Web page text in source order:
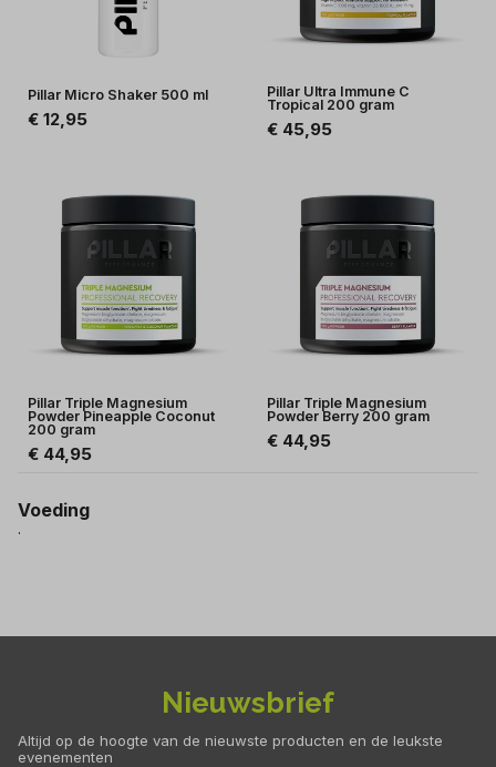
Pillar Micro Shaker 500 ml
€ 12,95
Pillar Ultra Immune C
Tropical 200 gram
€ 45,95
Pillar Triple Magnesium
Powder Pineapple Coconut
200 gram
€ 44,95
Pillar Triple Magnesium
Powder Berry 200 gram
€ 44,95
Voeding
.
Nieuwsbrief
Altijd op de hoogte van de nieuwste producten en de leukste
evenementen